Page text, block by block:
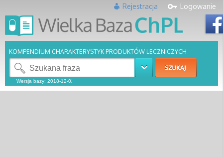
Logowanie
Rejestracja
KOMPENDIUM CHARAKTERYSTYK PRODUKTÓW LECZNICZYCH